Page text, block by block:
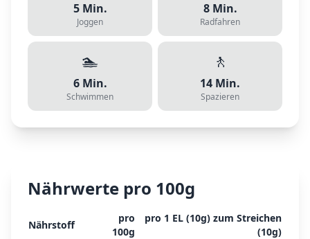
5Min.
Joggen
8Min.
Radfahren
🏊
6Min.
Schwimmen
🚶
14 Min.
Spazieren
Nährwerte pro 100g
Nährstoff
pro
100g
pro 1 EL (10g) zum Streichen
(10g)